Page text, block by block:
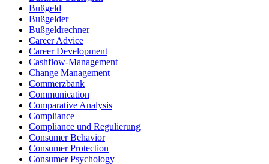
Bußgeld
Bußgelder
Bußgeldrechner
Career Advice
Career Development
Cashflow-Management
Change Management
Commerzbank
Communication
Comparative Analysis
Compliance
Compliance und Regulierung
Consumer Behavior
Consumer Protection
Consumer Psychology